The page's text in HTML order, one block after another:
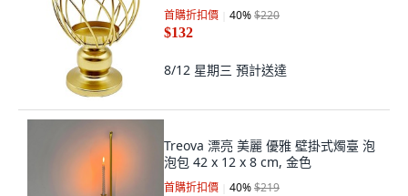
首購折扣價 40%$220
$132
8/12 星期三 預計送達
Treova 漂亮 美麗 優雅 壁掛式燭臺 泡
泡包 42 x 12 x 8 cm, 金色
首購折扣價 40%$219